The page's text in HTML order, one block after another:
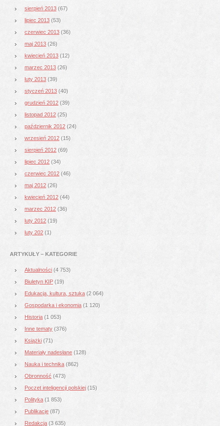
sierpień 2013 (67)
lipiec 2013 (53)
czerwiec 2013 (36)
maj 2013 (26)
kwiecień 2013 (12)
marzec 2013 (26)
luty 2013 (39)
styczeń 2013 (40)
grudzień 2012 (39)
listopad 2012 (25)
październik 2012 (24)
wrzesień 2012 (15)
sierpień 2012 (69)
lipiec 2012 (34)
czerwiec 2012 (46)
maj 2012 (26)
kwiecień 2012 (44)
marzec 2012 (36)
luty 2012 (19)
luty 202 (1)
ARTYKUŁY – KATEGORIE
Aktualności (4 753)
Biuletyn KIP (19)
Edukacja, kultura, sztuka (2 064)
Gospodarka i ekonomia (1 120)
Historia (1 053)
Inne tematy (376)
Książki (71)
Materiały nadesłane (128)
Nauka i technika (862)
Obronność (473)
Poczet inteligencji polskiej (15)
Polityka (1 853)
Publikacje (87)
Redakcja (3 635)